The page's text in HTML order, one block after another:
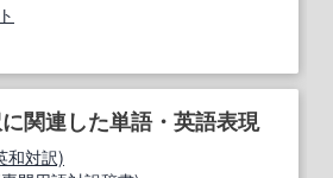
に関連した単語・英語表現
和対訳)